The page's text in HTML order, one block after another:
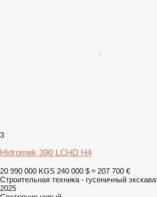
3
Hidromek 390 LCHD H4
20 990 000 KGS 240 000 $ ≈ 207 700 €
Строительная техника - гусеничный
2025